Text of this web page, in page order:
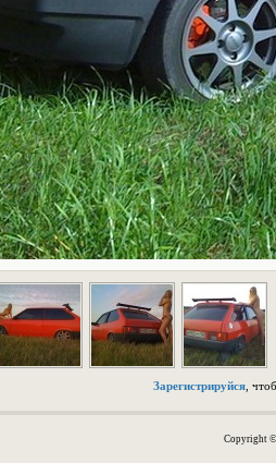
Зарегистрируйся,
Copyright